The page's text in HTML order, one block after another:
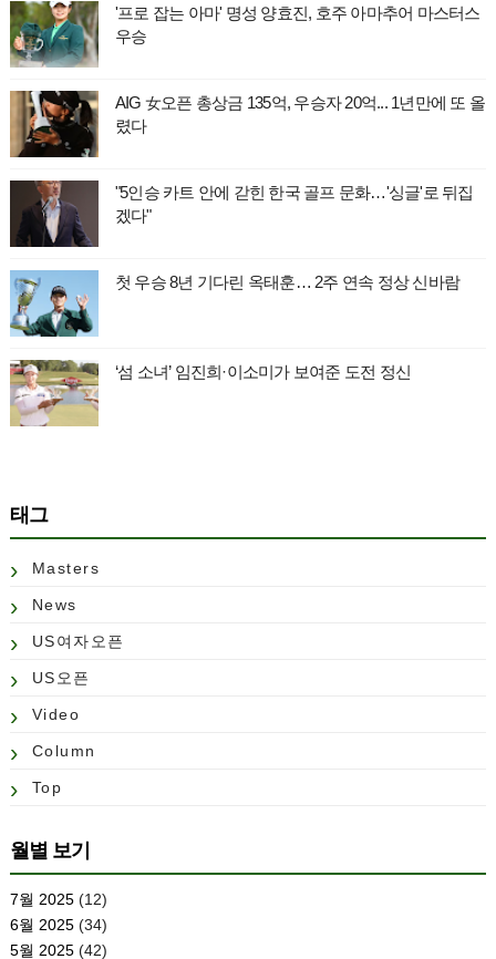
'프로 잡는 아마' 명성 양효진, 호주 아마추어 마스터스
우승
AIG 女오픈 총상금 135억, 우승자 20억... 1년만에 또 올
렸다
"5인승 카트 안에 갇힌 한국 골프 문화…'싱글'로 뒤집
겠다"
첫 우승 8년 기다린 옥태훈… 2주 연속 정상 신바람
‘섬 소녀’ 임진희·이소미가 보여준 도전 정신
태그
Masters
News
US여자오픈
US오픈
Video
Column
Top
월별 보기
7월 2025(12)
6월 2025(34)
5월 2025(42)